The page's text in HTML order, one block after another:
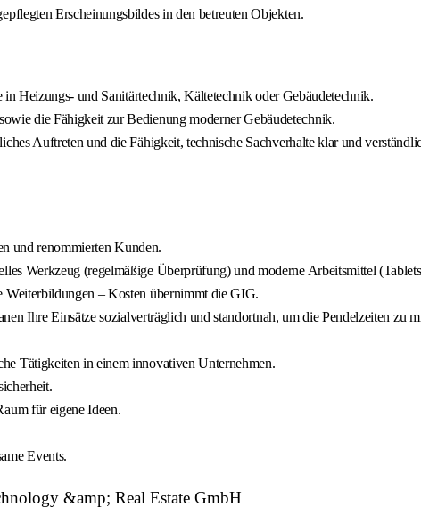
Erscheinungsbildes in den betreuten Objekten.
Heizungs- und Sanitärtechnik, Kältetechnik oder Gebäudetechnik.
die Fähigkeit zur Bedienung moderner Gebäudetechnik.
Auftreten und die Fähigkeit, technische Sachverhalte klar und
und renommierten Kunden.
Werkzeug (regelmäßige Überprüfung) und moderne Arbeitsmittel
– Kosten übernimmt die GIG.
Ihre Einsätze sozialverträglich und standortnah, um die Pendelzeiten
Tätigkeiten in einem innovativen Unternehmen.
für eigene Ideen.
Events.
&amp; Real Estate GmbH